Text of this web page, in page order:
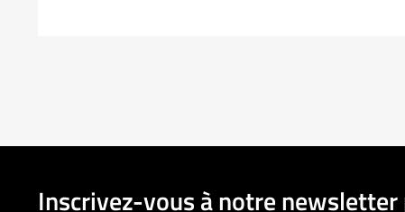
Inscrivez-vous à notre